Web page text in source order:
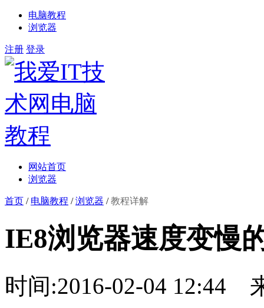
电脑教程
浏览器
注册 登录
网站首页
浏览器
首页 / 电脑教程 /浏览器 /教程详解
IE8浏览器速度变慢
时间:2016-02-04 12:44